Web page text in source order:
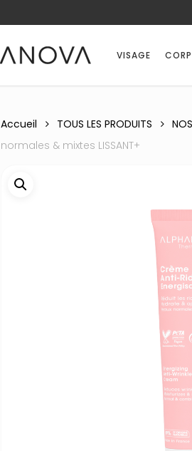
VISAGE
Accueil TOUS LES PRODUITS
normales & mixtes LISSANT+